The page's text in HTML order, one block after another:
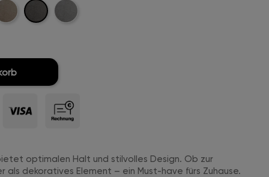
Anthrazit-
Velvet
Hellgrau-
optimalen Halt und stilvolles Design. Ob zur
als dekoratives Element – ein Must-have fürs Zuhause.